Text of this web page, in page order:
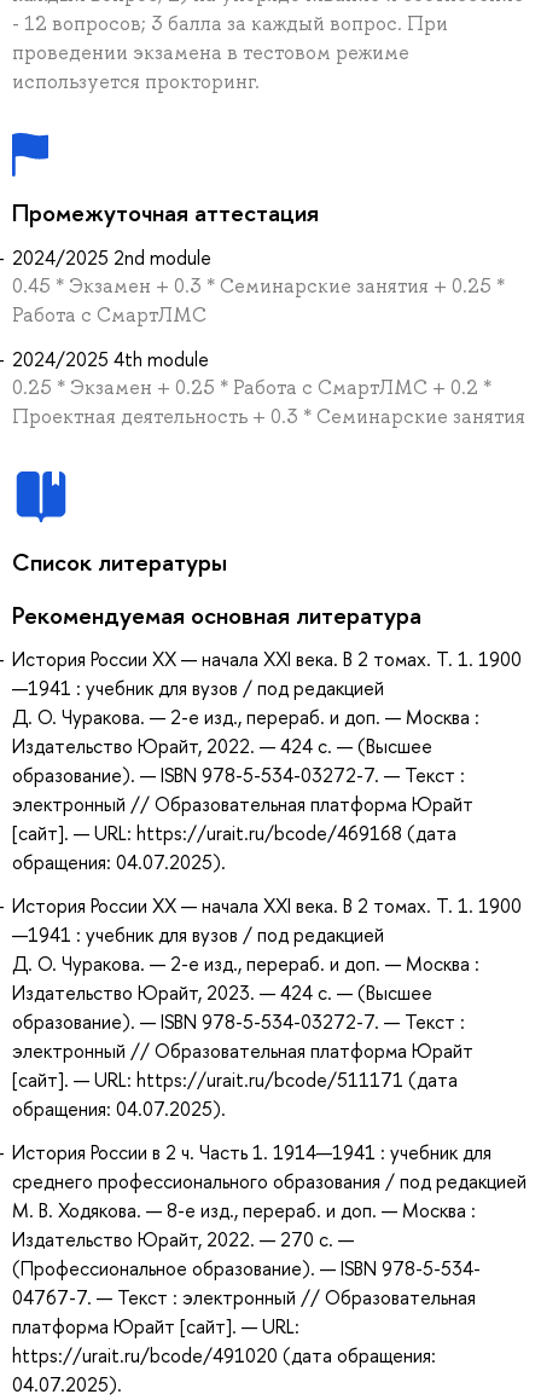
- 12 вопросов; 3 балла за каждый вопрос. При
проведении экзамена в тестовом режиме
используется прокторинг.
Промежуточная аттестация
2024/2025 2nd module
0.45 * Экзамен + 0.3 * Семинарские занятия + 0.25 *
Работа с СмартЛМС
2024/2025 4th module
0.25 * Экзамен + 0.25 * Работа с СмартЛМС + 0.2 *
Проектная деятельность + 0.3 * Семинарские занятия
Список литературы
Рекомендуемая основная литература
История России XX — начала XXI века. В 2 томах. Т. 1. 1900
—1941 : учебник для вузов / под редакцией
Д. О. Чуракова. — 2-е изд., перераб. и доп. — Москва :
Издательство Юрайт, 2022. — 424 с. — (Высшее
образование). — ISBN 978-5-534-03272-7. — Текст :
электронный // Образовательная платформа Юрайт
[сайт]. — URL: https://urait.ru/bcode/469168 (дата
обращения: 04.07.2025).
История России XX — начала XXI века. В 2 томах. Т. 1. 1900
—1941 : учебник для вузов / под редакцией
Д. О. Чуракова. — 2-е изд., перераб. и доп. — Москва :
Издательство Юрайт, 2023. — 424 с. — (Высшее
образование). — ISBN 978-5-534-03272-7. — Текст :
электронный // Образовательная платформа Юрайт
[сайт]. — URL: https://urait.ru/bcode/511171 (дата
обращения: 04.07.2025).
История России в 2 ч. Часть 1. 1914—1941 : учебник для
среднего профессионального образования / под редакцией
М. В. Ходякова. — 8-е изд., перераб. и доп. — Москва :
Издательство Юрайт, 2022. — 270 с. —
(Профессиональное образование). — ISBN 978-5-534-
04767-7. — Текст : электронный // Образовательная
платформа Юрайт [сайт]. — URL:
https://urait.ru/bcode/491020 (дата обращения:
04.07.2025).